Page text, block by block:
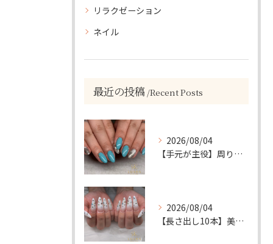
リラクゼーション
ネイル
最近の投稿 Recent Posts
2026/08/04
【手元が主役】周りと差がつく！ターコイズ×シルバーラメのアクセントネイル
2026/08/04
【長さ出し10本】美フォルムロング×トーンのゴージャスネイル💎